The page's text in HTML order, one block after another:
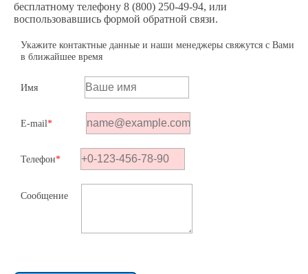
бесплатному телефону 8 (800) 250-49-94, или
воспользовавшись формой обратной связи.
Укажите контактные данные и наши менеджеры свяжутся с Вами
в ближайшее время
Имя
E-mail*
Телефон*
Сообщение